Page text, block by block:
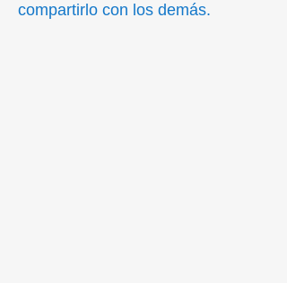
compartirlo con los demás.